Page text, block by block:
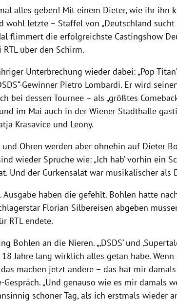
alles geben! Mit einem Dieter, wie ihr ihn
wohl letzte – Staffel von „Deutschland sucht
flimmert die erfolgreichste Castingshow
RTL über den Schirm.
Unterbrechung wieder dabei: „Pop-
Gewinner Pietro Lombardi. Er wird
bei dessen Tournee – als „größtes
im Mai auch in der Wiener Stadthalle
Krasavice und Leony.
und Ohren werden aber ohnehin auf Dieter
wieder Sprüche wie: „Ich hab’ vorhin ein
Und der Gurkensalat war musikalischer als
Ausgabe haben die gefehlt. Bohlen hatte
Florian Silbereisen abgeben
RTL endete.
Bohlen an die Nieren. „‚DSDS‘ und
Jahre lang wirklich alles getan habe.
machen jetzt andere – das hat mir
Gespräch. „Und genauso wie es mir damals
schöner Tag, als ich erstmals wieder